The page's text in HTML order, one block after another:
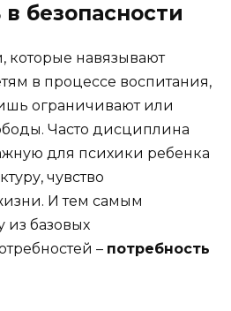
безопасности
которые навязывают
в процессе воспитания,
ограничивают или
Часто дисциплина
для психики ребенка
чувство
И тем самым
из базовых
– потребность